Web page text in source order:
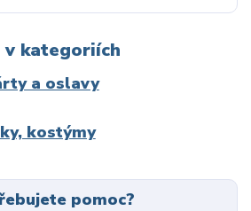
v kategoriích
a oslavy
kostýmy
pomoc?